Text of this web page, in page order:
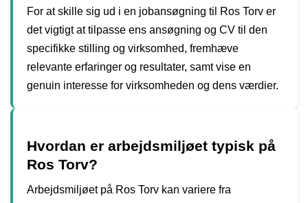
For at skille sig ud i en jobansøgning til Ros Torv er
det vigtigt at tilpasse ens ansøgning og CV til den
specifikke stilling og virksomhed, fremhæve
relevante erfaringer og resultater, samt vise en
genuin interesse for virksomheden og dens værdier.
Hvordan er arbejdsmiljøet typisk på
Ros Torv?
Arbejdsmiljøet på Ros Torv kan variere fra